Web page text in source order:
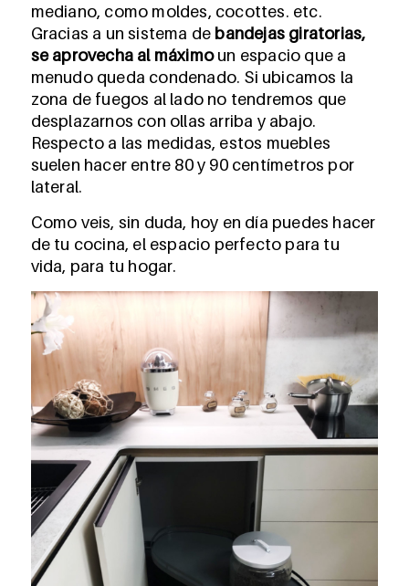
mediano, como moldes, cocottes. etc.
Gracias a un sistema de bandejas giratorias,
se aprovecha al máximoun espacio que a
menudo queda condenado. Si ubicamos la
zona de fuegos al lado no tendremos que
desplazarnos con ollas arriba y abajo.
Respecto a las medidas, estos muebles
suelen hacer entre 80 y 90 centímetros por
lateral.
Como veis, sin duda, hoy en día puedes hacer
de tu cocina, el espacio perfecto para tu
vida, para tu hogar.